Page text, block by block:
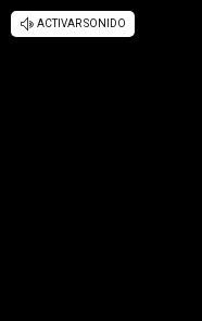
ACTIVAR SONIDO